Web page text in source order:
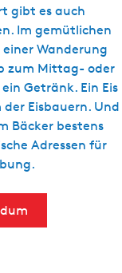
gibt es auch
Im gemütlichen
Wanderung
zum Mittag- oder
Getränk. Ein Eis
Eisbauern. Und
Bäcker bestens
Adressen für